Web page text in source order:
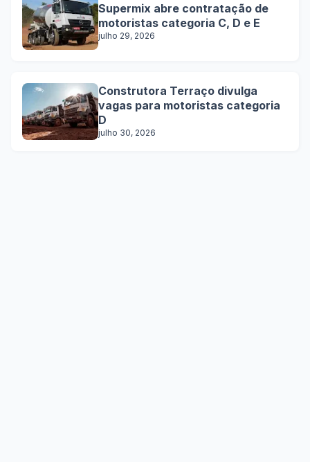
Supermix abre contratação de
motoristas categoria C, D e E
julho 29, 2026
Construtora Terraço divulga
vagas para motoristas categoria
D
julho 30, 2026